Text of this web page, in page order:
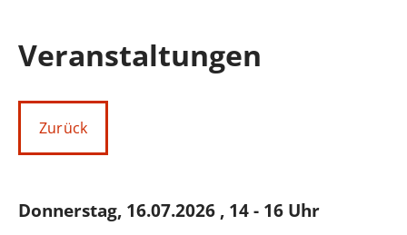
Veranstaltungen
Zurück
Donnerstag, 16.07.2026 , 14 - 16 Uhr